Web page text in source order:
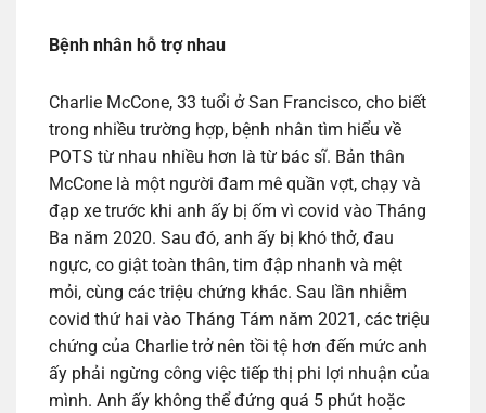
Bệnh nhân hỗ trợ nhau
Charlie McCone, 33 tuổi ở San Francisco, cho biết
trong nhiều trường hợp, bệnh nhân tìm hiểu về
POTS từ nhau nhiều hơn là từ bác sĩ. Bản thân
McCone là một người đam mê quần vợt, chạy và
đạp xe trước khi anh ấy bị ốm vì covid vào Tháng
Ba năm 2020. Sau đó, anh ấy bị khó thở, đau
ngực, co giật toàn thân, tim đập nhanh và mệt
mỏi, cùng các triệu chứng khác. Sau lần nhiễm
covid thứ hai vào Tháng Tám năm 2021, các triệu
chứng của Charlie trở nên tồi tệ hơn đến mức anh
ấy phải ngừng công việc tiếp thị phi lợi nhuận của
mình. Anh ấy không thể đứng quá 5 phút hoặc